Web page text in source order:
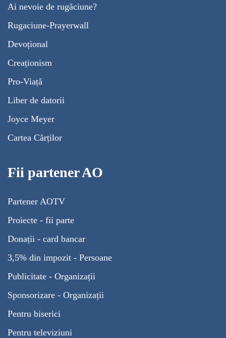
Ai nevoie de rugăciune?
Rugaciune-Prayerwall
Devoțional
Creaționism
Pro-Viață
Liber de datorii
Joyce Meyer
Cartea Cărților
Fii partener AO
Partener AOTV
Proiecte - fii parte
Donații - card bancar
3,5% din impozit - Persoane
Publicitate - Organizații
Sponsorizare - Organizații
Pentru biserici
Pentru televiziuni